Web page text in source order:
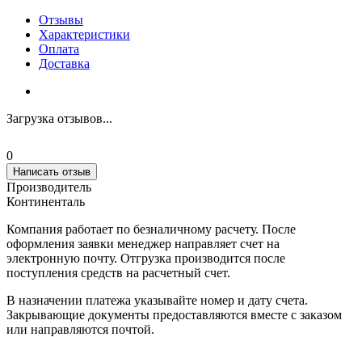
Отзывы
Характеристики
Оплата
Доставка
Загрузка отзывов...
0
Написать отзыв
Производитель
Континенталь
Компания работает по безналичному расчету. После
оформления заявки менеджер направляет счет на
электронную почту. Отгрузка производится после
поступления средств на расчетный счет.
В назначении платежа указывайте номер и дату счета.
Закрывающие документы предоставляются вместе с заказом
или направляются почтой.